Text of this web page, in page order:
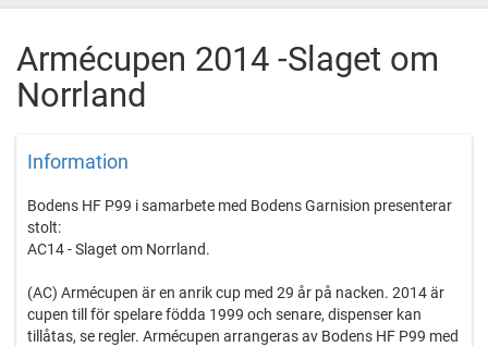
Armécupen 2014 -Slaget om
Norrland
Information
Bodens HF P99 i samarbete med Bodens Garnision presenterar
stolt:
AC14 - Slaget om Norrland.
(AC) Armécupen är en anrik cup med 29 år på nacken. 2014 är
cupen till för spelare födda 1999 och senare, dispenser kan
tillåtas, se regler. Armécupen arrangeras av Bodens HF P99 med